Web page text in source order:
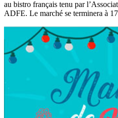
au bistro français tenu par
ADFE. Le marché se terminera à